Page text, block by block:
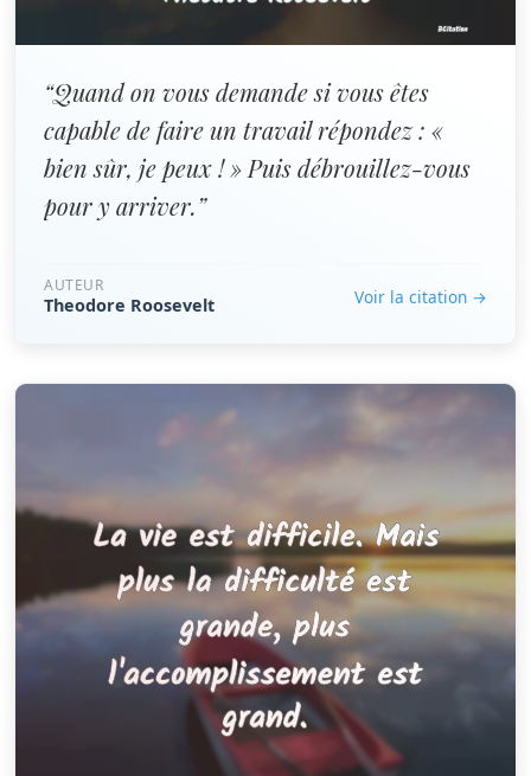
“Quand on vous demande si vous êtes
capable de faire un travail répondez : «
bien sûr, je peux ! » Puis débrouillez-vous
pour y arriver.”
AUTEUR
Theodore Roosevelt Voir la citation →